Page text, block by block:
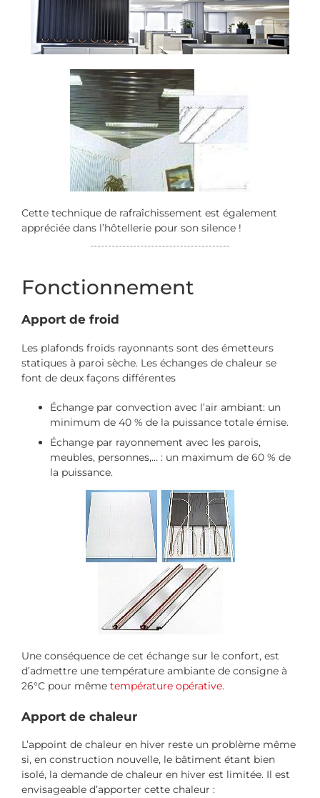
Cette technique de rafraîchissement est également
appréciée dans l’hôtellerie pour son silence !
Fonctionnement
Apport de froid
Les plafonds froids rayonnants sont des émetteurs
statiques à paroi sèche. Les échanges de chaleur se
font de deux façons différentes
Échange par convection avec l’air ambiant: un
minimum de 40 % de la puissance totale émise.
Échange par rayonnement avec les parois,
meubles, personnes,… : un maximum de 60 % de
la puissance.
Une conséquence de cet échange sur le confort, est
d’admettre une température ambiante de consigne à
26°C pour même température opérative.
Apport de chaleur
L’appoint de chaleur en hiver reste un problème même
si, en construction nouvelle, le bâtiment étant bien
isolé, la demande de chaleur en hiver est limitée. Il est
envisageable d’apporter cette chaleur :